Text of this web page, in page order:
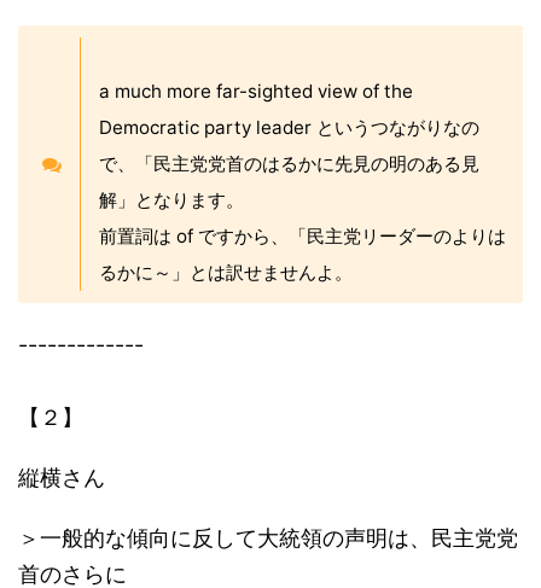
a much more far-sighted view of the
Democratic party leader というつながりなの
で、「民主党党首のはるかに先見の明のある見
解」となります。
前置詞は of ですから、「民主党リーダーのよりは
るかに～」とは訳せませんよ。
-------------
【２】
縦横さん
＞一般的な傾向に反して大統領の声明は、民主党党
首のさらに